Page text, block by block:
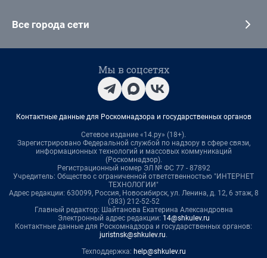
Все города сети
Мы в соцсетях
Контактные данные для Роскомнадзора и государственных органов
Сетевое издание «14.ру» (18+).
Зарегистрировано Федеральной службой по надзору в сфере связи,
информационных технологий и массовых коммуникаций
(Роскомнадзор).
Регистрационный номер ЭЛ № ФС 77 - 87892
Учредитель: Общество с ограниченной ответственностью "ИНТЕРНЕТ
ТЕХНОЛОГИИ"
Адрес редакции: 630099, Россия, Новосибирск, ул. Ленина, д. 12, 6 этаж, 8
(383) 212-52-52
Главный редактор: Шайтанова Екатерина Александровна
Электронный адрес редакции: 14@shkulev.ru
Контактные данные для Роскомнадзора и государственных органов:
juristnsk@shkulev.ru.
Техподдержка: help@shkulev.ru